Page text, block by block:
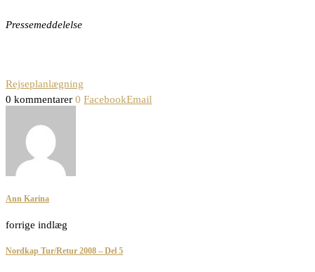
Pressemeddelelse
Rejseplanlægning
0 kommentarer 0 FacebookEmail
Ann Karina
forrige indlæg
Nordkap Tur/Retur 2008 – Del 5